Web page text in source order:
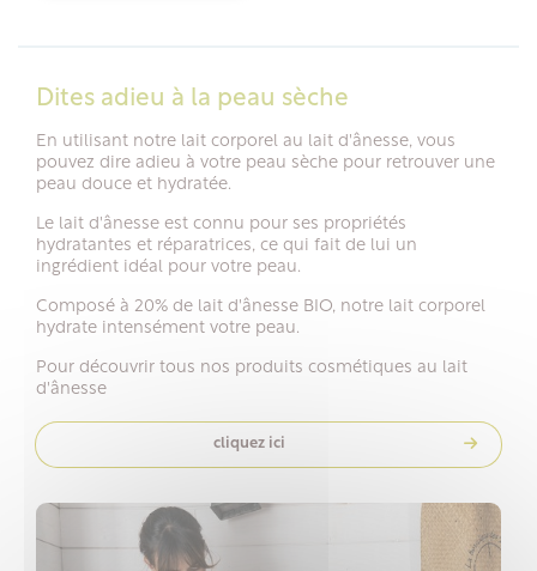
Dites adieu à la peau sèche
En utilisant notre lait corporel au lait d'ânesse, vous
pouvez dire adieu à votre peau sèche pour retrouver une
peau douce et hydratée.
Le lait d'ânesse est connu pour ses propriétés
hydratantes et réparatrices, ce qui fait de lui un
ingrédient idéal pour votre peau.
Composé à 20% de lait d'ânesse BIO, notre lait corporel
hydrate intensément votre peau.
Pour découvrir tous nos produits cosmétiques au lait
d'ânesse
cliquez ici